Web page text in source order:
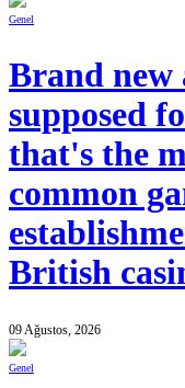
Genel
Brand new
supposed
that's the
common
British
09 Ağustos, 2026
Genel